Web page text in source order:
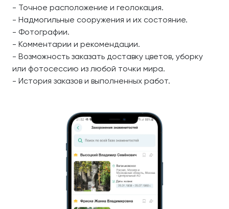
- Точное расположение и геолокация.
- Надмогильные сооружения и их состояние.
- Фотографии.
- Комментарии и рекомендации.
- Возможность заказать доставку цветов, уборку
или фотосессию из любой точки мира.
- История заказов и выполненных работ.